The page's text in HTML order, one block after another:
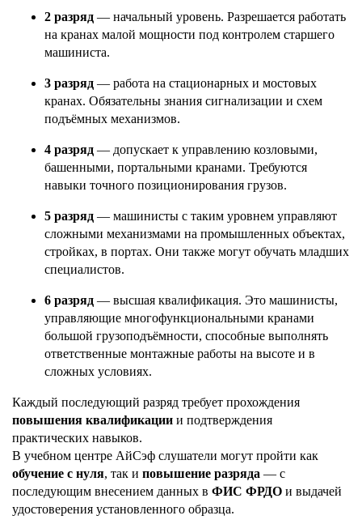
2 разряд — начальный уровень. Разрешается работать
на кранах малой мощности под контролем старшего
машиниста.
3 разряд — работа на стационарных и мостовых
кранах. Обязательны знания сигнализации и схем
подъёмных механизмов.
4 разряд — допускает к управлению козловыми,
башенными, портальными кранами. Требуются
навыки точного позиционирования грузов.
5 разряд — машинисты с таким уровнем управляют
сложными механизмами на промышленных объектах,
стройках, в портах. Они также могут обучать младших
специалистов.
6 разряд — высшая квалификация. Это машинисты,
управляющие многофункциональными кранами
большой грузоподъёмности, способные выполнять
ответственные монтажные работы на высоте и в
сложных условиях.
Каждый последующий разряд требует прохождения
повышения квалификации и подтверждения
практических навыков.
В учебном центре АйСэф слушатели могут пройти как
обучение с нуля, так и повышение разряда — с
последующим внесением данных в ФИС ФРДО и выдачей
удостоверения установленного образца.